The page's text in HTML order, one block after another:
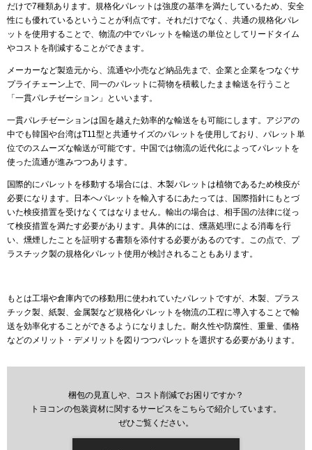
だけで7種類あります。規格化パレットは強度の基準を満たしているため、安全
性にも優れているということが利点です。それだけでなく、共通の規格化パレ
ットを使用することで、物流の中でパレットを輸送の単位としてリードタイム
やコストを削減することができます。
メーカーなど製造元から、流通や小売など納品先まで、企業と企業をつなぐサ
プライチェーン上で、同一のパレットに荷物を積載したまま輸送を行うこと
「一貫パレチゼーション」といいます。
一貫パレチゼーションは国を越えた効率的な輸送をも可能にします。アジアの
中でも韓国や台湾はT11型と共通サイズのパレットを使用しており、パレット単
位でのスムーズな輸送が可能です。中国では物流の近代化によってパレットを
使った流通が進みつつあります。
国際的にパレットを移動する場合には、木製パレットは植物であるため検疫が
必要になります。日本へパレットを輸入するにあたっては、国際指針にもとづ
いた検疫措置を受けなくてはなりません。輸出の場合は、相手国の法律に従っ
て検疫措置を満たす必要があります。具体的には、燻蒸処理による消毒を行
い、燻煙したことを証明する書類を添付する必要があるのです。この点で、プ
ラスチック製の規格化パレット使用が検討されることもあります。
もとは工場や倉庫内での移動用に使われていたパレットですが、木製、プラス
チック製、紙製、金属製など規格化パレットを物流の工程に導入することで輸
送を効率化することができるようになりました。耐久性や防腐性、重量、価格
などのメリット・デメリットを図りつつパレットを選択する必要があります。
梱包の見直しや、コスト削減でお困りですか？
トヨコンの包装資材に関するサービスをこちらで紹介しています。
ぜひご覧ください。